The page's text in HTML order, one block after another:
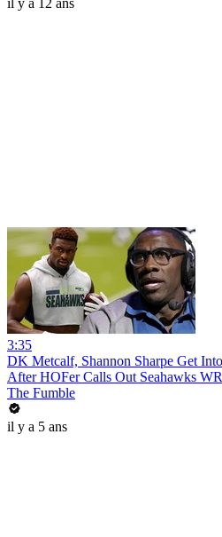
il y a 12 ans
3:35
DK Metcalf, Shannon Sharpe Get
After HOFer Calls Out Seahawks WR
The Fumble
il y a 5 ans